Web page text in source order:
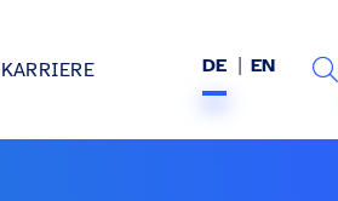
KARRIERE DE EN